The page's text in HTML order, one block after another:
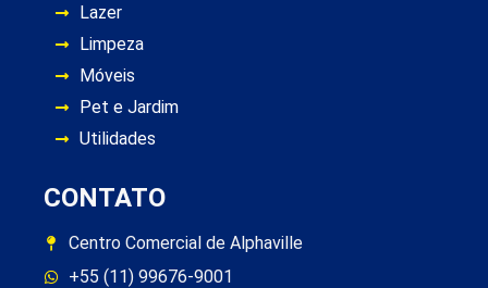
Lazer
Limpeza
Móveis
Pet e Jardim
Utilidades
CONTATO
Centro Comercial de Alphaville
+55 (11) 99676-9001